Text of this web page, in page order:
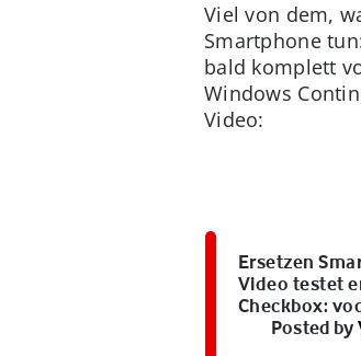
Viel von dem,
Smartphone
bald komplett
Windows
Video:
Ersetzen
Video testet
Checkbox:
Posted by